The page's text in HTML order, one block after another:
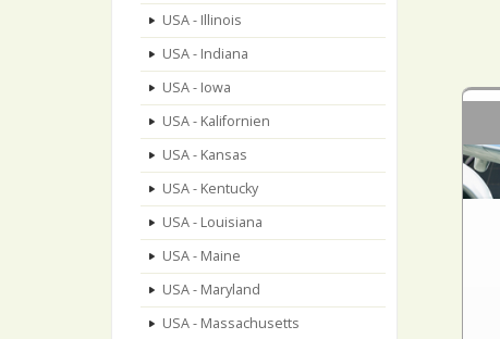
USA - Illinois
USA - Indiana
USA - Iowa
USA - Kalifornien
USA - Kansas
USA - Kentucky
USA - Louisiana
USA - Maine
USA - Maryland
USA - Massachusetts